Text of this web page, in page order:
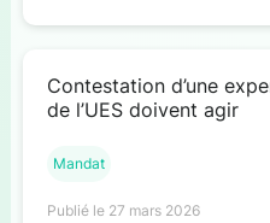
Contestation d’une
de l’UES doivent agir
Mandat
Publié le 27 mars 2026